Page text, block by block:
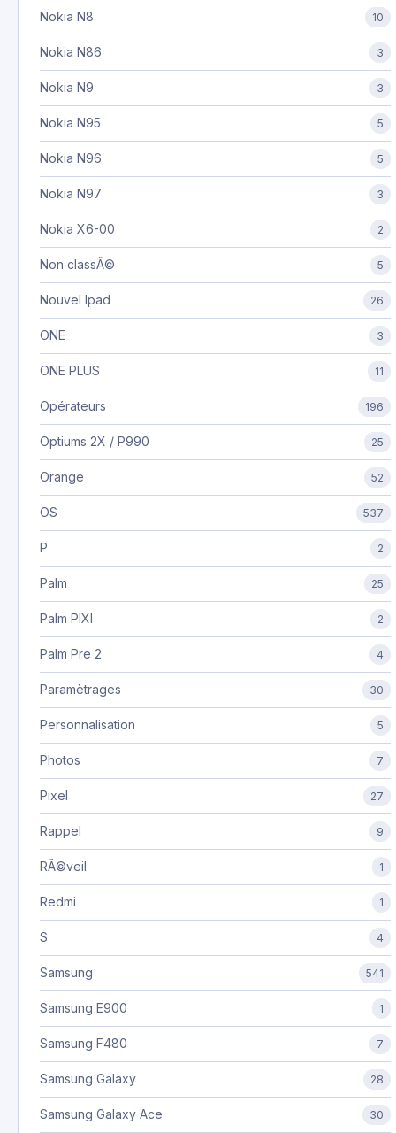
Nokia N8 10
Nokia N86 3
Nokia N9 3
Nokia N95 5
Nokia N96 5
Nokia N97 3
Nokia X6-00 2
Non classÃ© 5
Nouvel Ipad 26
ONE 3
ONE PLUS 11
Opérateurs 196
Optiums 2X / P990 25
Orange 52
OS 537
P 2
Palm 25
Palm PIXI 2
Palm Pre 2 4
Paramètrages 30
Personnalisation 5
Photos 7
Pixel 27
Rappel 9
RÃ©veil 1
Redmi 1
S 4
Samsung 541
Samsung E900 1
Samsung F480 7
Samsung Galaxy 28
Samsung Galaxy Ace 30